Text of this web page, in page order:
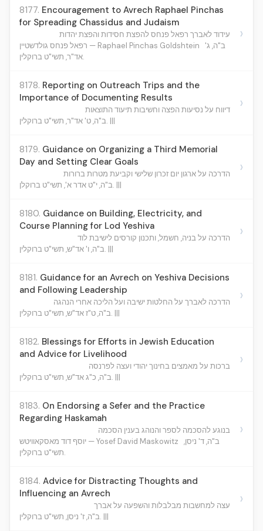
8177. Encouragement to Avrech Raphael Pinchas
for Spreading Chassidus and Judaism
עידוד לאברך רפאל פנחס להפצת חסידות והפצת יהדות
רפאל פנחס גולדשטיין — Raphael Pinchas Goldshtein
ב"ה, ג'
אד"ר, תשי"ט ברוקלין.
›
8178. Reporting on Outreach Trips and the
Importance of Documenting Results
דיווח על נסיעות הפצה וחשיבות תיעוד התוצאות
ב"ה, ט' אד"ר, תשי"ט ברוקלין. |||
›
8179. Guidance on Organizing a Third Memorial
Day and Setting Clear Goals
הדרכה על ארגון יום זכרון שלישי וקביעת מטרות ברורות
ב"ה, י"ט אדר א', תשי"ט ברוקלן. |||
›
8180. Guidance on Building, Electricity, and
Course Planning for Lod Yeshiva
הדרכה על בניה, חשמל, ותכנון קורסים לישיבת לוד
ב"ה, ו' אד"ש, תשי"ט ברוקלין. |||
›
8181. Guidance for an Avrech on Yeshiva Decisions
and Following Leadership
הדרכה לאברך על החלטות ישיבה ועל הליכה אחרי הנהגה
ב"ה, ט"ז אד"ש, תשי"ט ברוקלין. |||
›
8182. Blessings for Efforts in Jewish Education
and Advice for Livelihood
ברכות על מאמצים בחינוך יהודי ועצה לפרנסה
ב"ה, כ"ג אד"ש, תשי"ט ברוקלין. |||
›
8183. On Endorsing a Sefer and the Practice
Regarding Haskamah
בנוגע להסכמה לספר והנוהג בענין הסכמה
יוסף דוד מאסקאוויטש — Yosef David Maskowitz ב"ה, ד' ניסן,
תשי"ט ברוקלין.
›
8184. Advice for Distracting Thoughts and
Influencing an Avrech
עצה למחשבות מבלבלות והשפעה על אברך
ב"ה, ז' ניסן, תשי"ט ברוקלין. |||
›